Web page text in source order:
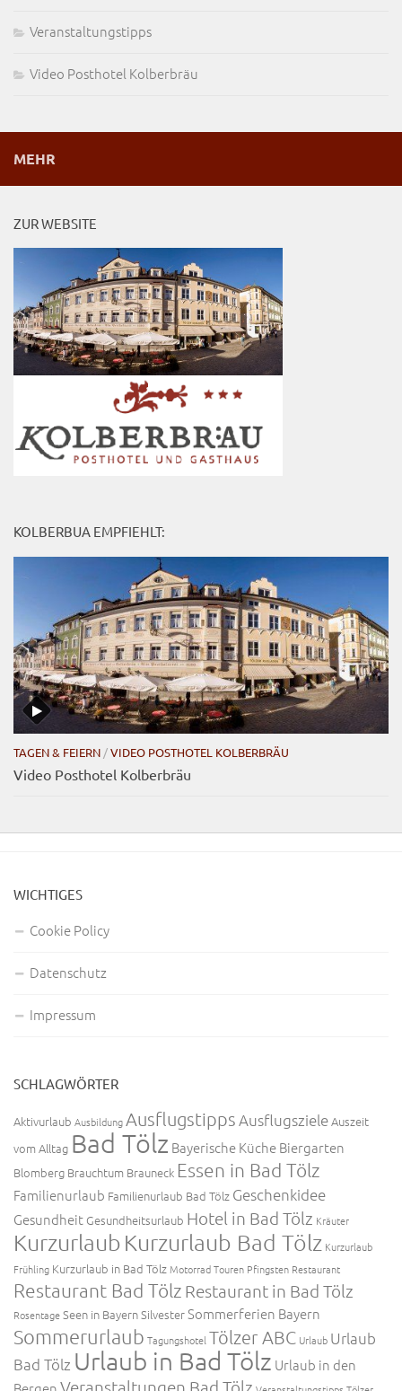
Veranstaltungstipps
Video Posthotel Kolberbräu
MEHR
ZUR WEBSITE
KOLBERBUA EMPFIEHLT:
TAGEN & FEIERN /VIDEO POSTHOTEL KOLBERBRÄU
Video Posthotel Kolberbräu
WICHTIGES
Cookie Policy
Datenschutz
Impressum
SCHLAGWÖRTER
Aktivurlaub AusbildungAusflugstippsAusflugszieleAuszeit
vom Alltag Bad Tölz Bayerische KücheBiergarten
Blomberg Brauchtum Brauneck Essen in Bad Tölz
Familienurlaub Familienurlaub Bad Tölz Geschenkidee
Gesundheit Gesundheitsurlaub Hotel in Bad Tölz Kräuter
Kurzurlaub Kurzurlaub Bad Tölz Kurzurlaub
Frühling Kurzurlaub in Bad Tölz Motorrad Touren Pfingsten Restaurant
Restaurant Bad Tölz Restaurant in Bad Tölz
RosentageSeen in BayernSilvesterSommerferien Bayern
Sommerurlaub Tagungshotel Tölzer ABC Urlaub Urlaub
Bad Tölz Urlaub in Bad Tölz Urlaub in den
Veranstaltungen Bad Tölz